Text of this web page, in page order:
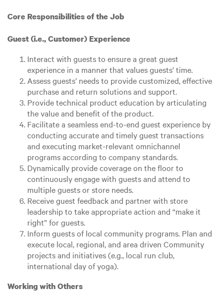
Core Responsibilities of the Job
Guest (i.e., Customer) Experience
Interact with guests to ensure a great guest
experience in a manner that values guests’ time.
Assess guests’ needs to provide customized, effective
purchase and return solutions and support.
Provide technical product education by articulating
the value and benefit of the product.
Facilitate a seamless end-to-end guest experience by
conducting accurate and timely guest transactions
and executing market-relevant omnichannel
programs according to company standards.
Dynamically provide coverage on the floor to
continuously engage with guests and attend to
multiple guests or store needs.
Receive guest feedback and partner with store
leadership to take appropriate action and “make it
right” for guests.
Inform guests of local community programs. Plan and
execute local, regional, and area driven Community
projects and initiatives (e.g., local run club,
international day of yoga).
Working with Others